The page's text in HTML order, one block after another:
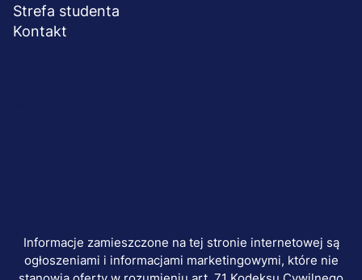
Strefa studenta
Kontakt
Informacje zamieszczone na tej stronie internetowej są
ogłoszeniami i informacjami marketingowymi, które nie